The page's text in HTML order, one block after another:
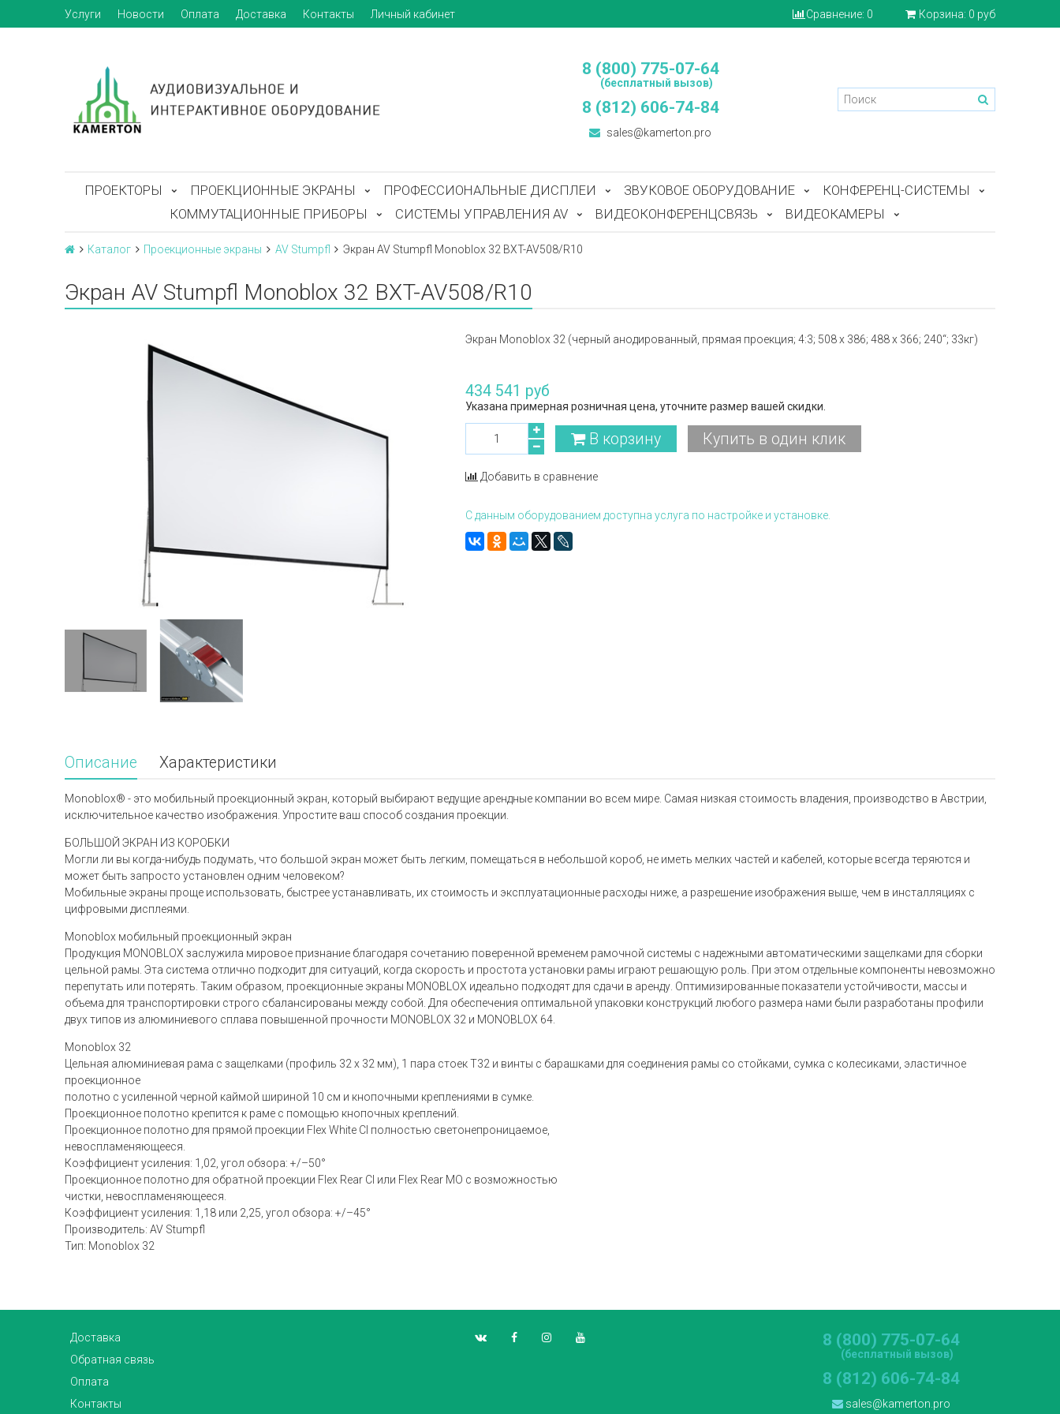
Услуги Новости Оплата Доставка Контакты Личный кабинет Сравнение: 0 Корзина: 0 руб
8 (800) 775-07-64
(бесплатный вызов)
8 (812) 606-74-84
sales@kamerton.pro
ПРОЕКТОРЫ ПРОЕКЦИОННЫЕ ЭКРАНЫ ПРОФЕССИОНАЛЬНЫЕ ДИСПЛЕИ ЗВУКОВОЕ ОБОРУДОВАНИЕ
КОНФЕРЕНЦ-СИСТЕМЫ
КОММУТАЦИОННЫЕ ПРИБОРЫ
СИСТЕМЫ УПРАВЛЕНИЯ AV ВИДЕОКОНФЕРЕНЦСВЯЗЬ ВИДЕОКАМЕРЫ
Каталог Проекционные экраны AV Stumpfl Экран AV Stumpfl Monoblox 32 BXT-AV508/R10
Экран AV Stumpfl Monoblox 32 BXT-AV508/R10
Экран Monoblox 32 (черный анодированный, прямая проекция; 4:3; 508 x 386; 488 x 366; 240“; 33кг)
434 541 руб
Указана примерная розничная цена, уточните размер вашей скидки.
В корзину Купить в один клик
Добавить в сравнение
С данным оборудованием доступна услуга по настройке и установке.
Описание Характеристики
Monoblox® - это мобильный проекционный экран, который выбирают ведущие арендные компании во всем мире. Самая низкая стоимость владения, производство в Австрии,
исключительное качество изображения. Упростите ваш способ создания проекции.
БОЛЬШОЙ ЭКРАН ИЗ КОРОБКИ
Могли ли вы когда-нибудь подумать, что большой экран может быть легким, помещаться в небольшой короб, не иметь мелких частей и кабелей, которые всегда теряются и
может быть запросто установлен одним человеком?
Мобильные экраны проще использовать, быстрее устанавливать, их стоимость и эксплуатационные расходы ниже, а разрешение изображения выше, чем в инсталляциях с
цифровыми дисплеями.
Monoblox мобильный проекционный экран
Продукция MONOBLOX заслужила мировое признание благодаря сочетанию поверенной временем рамочной системы с надежными автоматическими защелками для сборки
цельной рамы. Эта система отлично подходит для ситуаций, когда скорость и простота установки рамы играют решающую роль. При этом отдельные компоненты невозможно
перепутать или потерять. Таким образом, проекционные экраны MONOBLOX идеально подходят для сдачи в аренду. Оптимизированные показатели устойчивости, массы и
объема для транспортировки строго сбалансированы между собой. Для обеспечения оптимальной упаковки конструкций любого размера нами были разработаны профили
двух типов из алюминиевого сплава повышенной прочности MONOBLOX 32 и MONOBLOX 64.
Monoblox 32
Цельная алюминиевая рама с защелками (профиль 32 x 32 мм), 1 пара стоек T32 и винты с барашками для соединения рамы со стойками, сумка с колесиками, эластичное
проекционное
полотно с усиленной черной каймой шириной 10 см и кнопочными креплениями в сумке.
Проекционное полотно крепится к раме с помощью кнопочных креплений.
Проекционное полотно для прямой проекции Flex White CI полностью светонепроницаемое,
невоспламеняющееся.
Коэффициент усиления: 1,02, угол обзора: +/–50°
Проекционное полотно для обратной проекции Flex Rear CI или Flex Rear MO с возможностью
чистки, невоспламеняющееся.
Коэффициент усиления: 1,18 или 2,25, угол обзора: +/–45°
Производитель: AV Stumpfl
Тип: Monoblox 32
Доставка
Обратная связь
Оплата
Контакты
8 (800) 775-07-64
(бесплатный вызов)
8 (812) 606-74-84
sales@kamerton.pro